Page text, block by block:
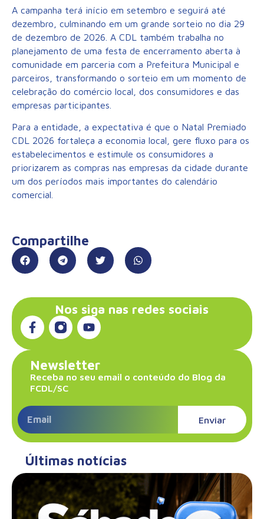
A campanha terá início em setembro e seguirá até
dezembro, culminando em um grande sorteio no dia 29
de dezembro de 2026. A CDL também trabalha no
planejamento de uma festa de encerramento aberta à
comunidade em parceria com a Prefeitura Municipal e
parceiros, transformando o sorteio em um momento de
celebração do comércio local, dos consumidores e das
empresas participantes.
Para a entidade, a expectativa é que o Natal Premiado
CDL 2026 fortaleça a economia local, gere fluxo para os
estabelecimentos e estimule os consumidores a
priorizarem as compras nas empresas da cidade durante
um dos períodos mais importantes do calendário
comercial.
Compartilhe
Nos siga nas redes sociais
Newsletter
Receba no seu email o conteúdo do Blog da
FCDL/SC
Enviar
Últimas notícias